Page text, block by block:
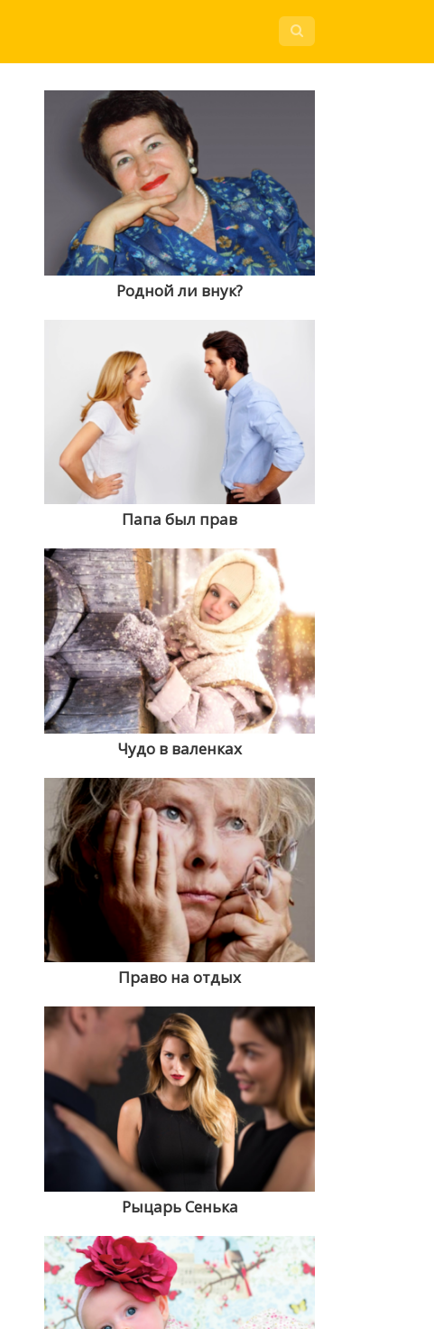
Родной ли внук?
Папа был прав
Чудо в валенках
Право на отдых
Рыцарь Сенька